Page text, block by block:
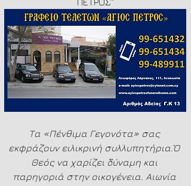
Τα «Πένθιμα Γεγονότα» σας
εκφράζουν ειλικρινή συλλυπητήρια.Ὁ
Θεός να χαρίζει δύναμη και
παρηγοριά στην οικογένεια. Αιωνία